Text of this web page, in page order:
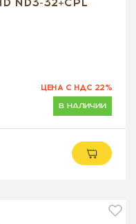
в наличии
ЦЕНА С НДС 22%